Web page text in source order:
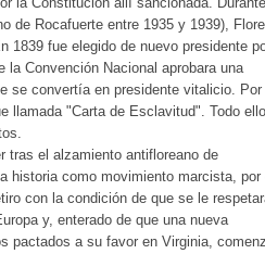
de Rocafuerte entre 1935 y 1939),
1839 fue elegido de nuevo presidente
la Convención Nacional aprobara una
se convertía en presidente vitalicio. Por
llamada "Carta de Esclavitud". Todo
tras el alzamiento antifloreano de
historia como movimiento marcista, por
con la condición de que se le
y, enterado de que una nueva
pactados a su favor en Virginia,